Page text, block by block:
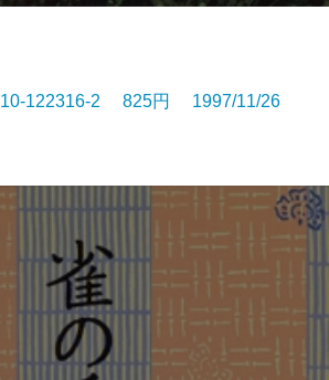
122316-2 825円 1997/11/26